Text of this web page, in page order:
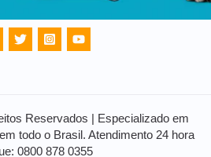
Reservados | Especializado em
todo o Brasil. Atendimento 24 hora
0800 878 0355